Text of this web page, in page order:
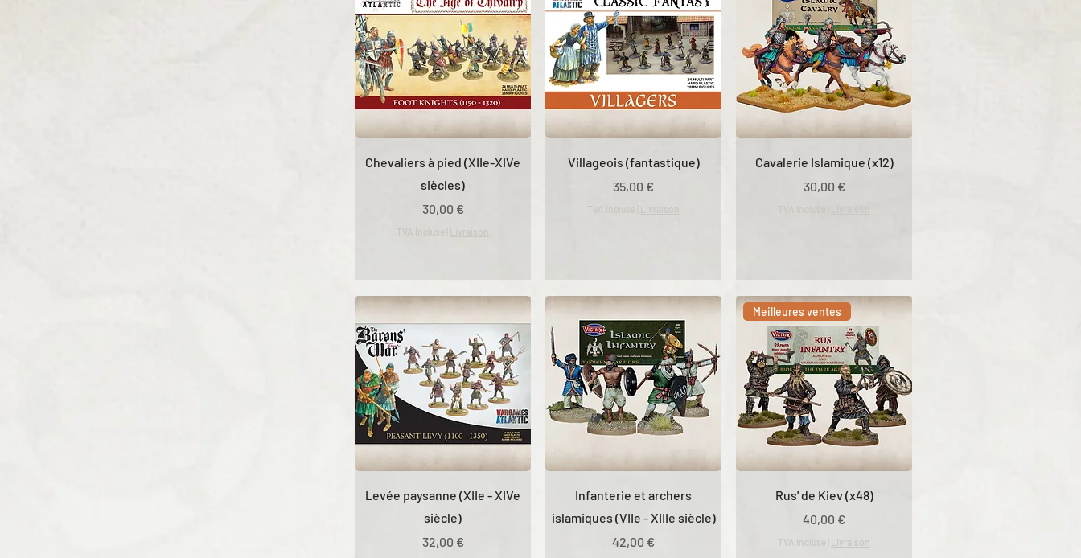
Chevaliers à pied (XIIe-XIVe
siècles)
Prix
30,00 €
Villageois (fantastique)
Prix
35,00 €
Cavalerie Islamique (x12)
Prix
30,00 €
Levée paysanne (XIIe - XIVe
siècle)
Prix
32,00 €
Infanterie et archers
islamiques (VIIe - XIIIe siècle)
Prix
42,00 €
Meilleures ventes
Rus' de Kiev (x48)
Prix
40,00 €
TVA Incluse Livraison